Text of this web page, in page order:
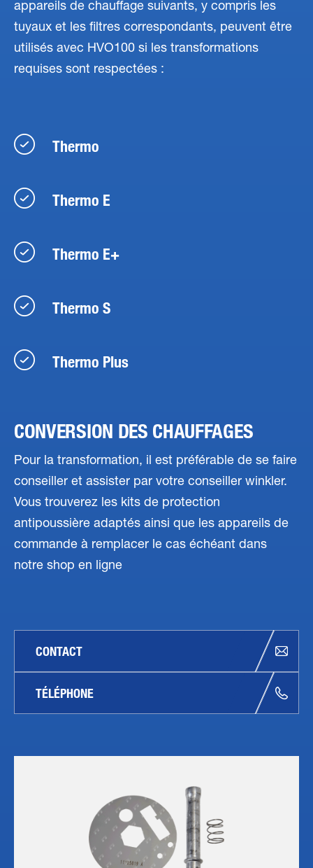
appareils de chauffage suivants, y compris les
tuyaux et les filtres correspondants, peuvent être
utilisés avec HVO100 si les transformations
requises sont respectées :
Thermo
Thermo E
Thermo E+
Thermo S
Thermo Plus
CONVERSION DES CHAUFFAGES
Pour la transformation, il est préférable de se faire
conseiller et assister par votre conseiller winkler.
Vous trouverez les kits de protection
antipoussière adaptés ainsi que les appareils de
commande à remplacer le cas échéant dans
notre shop en ligne
CONTACT
TÉLÉPHONE